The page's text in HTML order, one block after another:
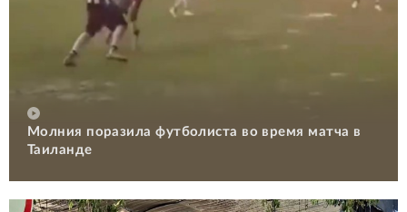
Молния поразила футболиста во время матча в
Таиланде